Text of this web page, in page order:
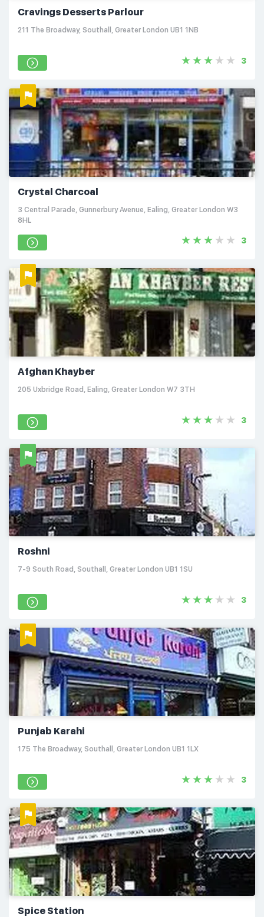
Cravings Desserts Parlour
211 The Broadway, Southall, Greater London UB1 1NB
3
Crystal Charcoal
3 Central Parade, Gunnerbury Avenue, Ealing, Greater London W3
8HL
3
Afghan Khayber
205 Uxbridge Road, Ealing, Greater London W7 3TH
3
Roshni
7-9 South Road, Southall, Greater London UB1 1SU
3
Punjab Karahi
175 The Broadway, Southall, Greater London UB1 1LX
3
Spice Station